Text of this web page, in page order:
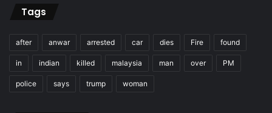
Tags
after anwar arrested car dies Fire found
in indian killed malaysia man over PM
police says trump woman